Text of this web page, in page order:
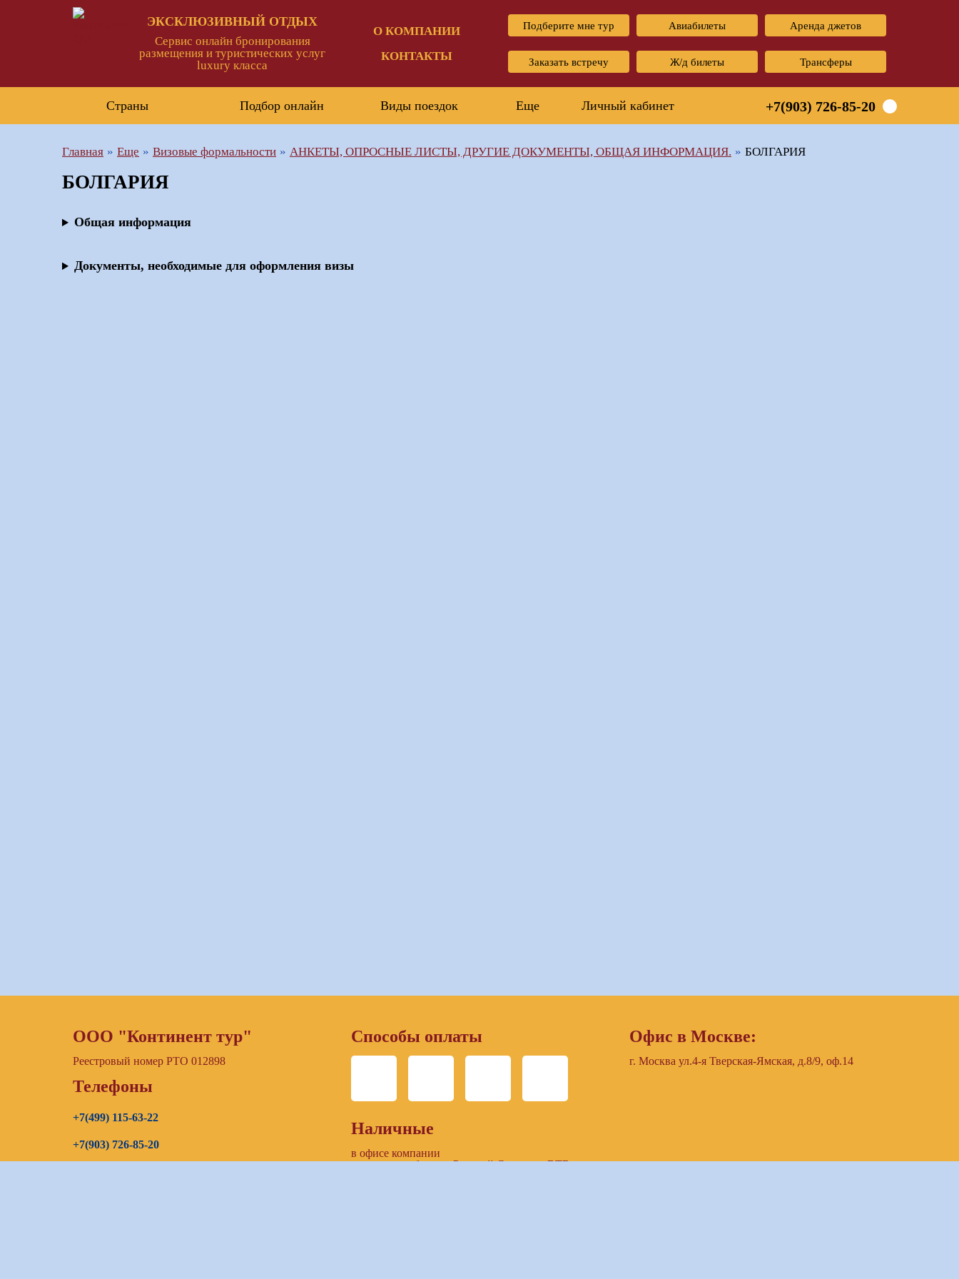
ЭКСКЛЮЗИВНЫЙ ОТДЫХ
Сервис онлайн бронирования
размещения и туристических услуг
luxury класса
О КОМПАНИИ
КОНТАКТЫ
Подберите мне тур Авиабилеты Аренда джетов
Заказать встречу Ж/д билеты Трансферы
Страны Подбор онлайн Виды поездок Еще Личный кабинет +7(903) 726-85-20
Главная Еще Визовые формальности АНКЕТЫ, ОПРОСНЫЕ ЛИСТЫ, ДРУГИЕ ДОКУМЕНТЫ, ОБЩАЯ ИНФОРМАЦИЯ. БОЛГАРИЯ
БОЛГАРИЯ
Общая информация
Документы, необходимые для оформления визы
ООО "Континент тур"
Реестровый номер РТО 012898
Телефоны
+7(499) 115-63-22
+7(903) 726-85-20
Способы оплаты
Наличные
в офисе компании
в отделении банков: Русский Стандарт, ВТБ
Офис в Москве:
г. Москва ул.4-я Тверская-Ямская, д.8/9, оф.14